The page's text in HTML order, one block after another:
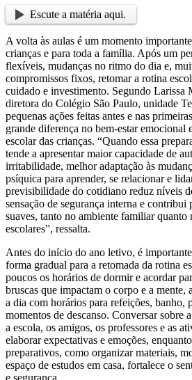
Escute a matéria aqui.
A volta às aulas é um momento
crianças e para toda a família. Após um
flexíveis, mudanças no ritmo do dia e,
compromissos fixos, retomar a rotina
cuidado e investimento. Segundo Larissa
diretora do Colégio São Paulo, unidade
pequenas ações feitas antes e nas
grande diferença no bem-estar emocional
escolar das crianças. “Quando essa
tende a apresentar maior capacidade de
irritabilidade, melhor adaptação às
psíquica para aprender, se relacionar e
previsibilidade do cotidiano reduz níveis
sensação de segurança interna e contribui
suaves, tanto no ambiente familiar quanto
escolares”, ressalta.
Antes do início do ano letivo, é
forma gradual para a retomada da rotina
poucos os horários de dormir e acordar
bruscas que impactam o corpo e a mente,
a dia com horários para refeições, banho,
momentos de descanso. Conversar sobre
a escola, os amigos, os professores e as
elaborar expectativas e emoções,
preparativos, como organizar materiais,
espaço de estudos em casa, fortalece o